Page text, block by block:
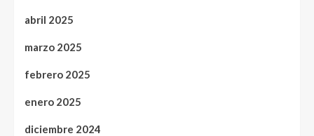
abril 2025
marzo 2025
febrero 2025
enero 2025
diciembre 2024